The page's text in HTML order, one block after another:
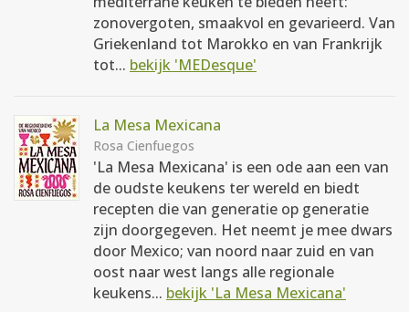
zonovergoten, smaakvol en gevarieerd. Van
Griekenland tot Marokko en van Frankrijk
tot... bekijk 'MEDesque'
La Mesa Mexicana
Rosa Cienfuegos
'La Mesa Mexicana' is een ode aan een van
de oudste keukens ter wereld en biedt
recepten die van generatie op generatie
zijn doorgegeven. Het neemt je mee dwars
door Mexico; van noord naar zuid en van
oost naar west langs alle regionale
keukens... bekijk 'La Mesa Mexicana'